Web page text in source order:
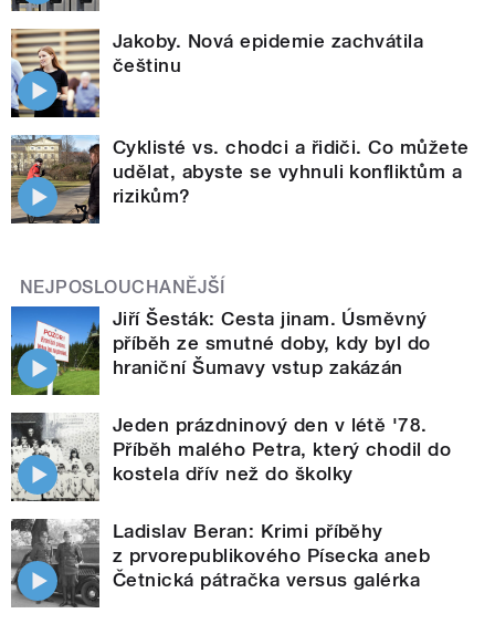
Jakoby. Nová epidemie zachvátila
češtinu
Cyklisté vs. chodci a řidiči. Co můžete
udělat, abyste se vyhnuli konfliktům a
rizikům?
NEJPOSLOUCHANĚJŠÍ
Jiří Šesták: Cesta jinam. Úsměvný
příběh ze smutné doby, kdy byl do
hraniční Šumavy vstup zakázán
Jeden prázdninový den v létě '78.
Příběh malého Petra, který chodil do
kostela dřív než do školky
Ladislav Beran: Krimi příběhy
z prvorepublikového Písecka aneb
Četnická pátračka versus galérka